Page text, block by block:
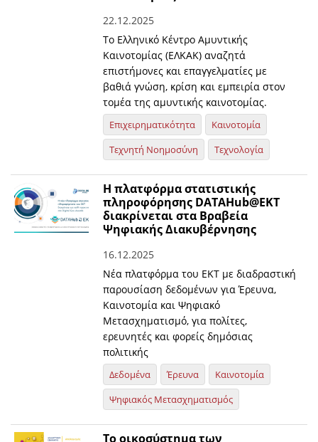
22.12.2025
Το Ελληνικό Κέντρο Αμυντικής
Καινοτομίας (ΕΛΚΑΚ) αναζητά
επιστήμονες και επαγγελματίες με
βαθιά γνώση, κρίση και εμπειρία στον
τομέα της αμυντικής καινοτομίας.
Επιχειρηματικότητα
Καινοτομία
Τεχνητή Νοημοσύνη
Τεχνολογία
Η πλατφόρμα στατιστικής
πληροφόρησης DATAHub@EKT
διακρίνεται στα Βραβεία
Ψηφιακής Διακυβέρνησης
16.12.2025
Νέα πλατφόρμα του ΕΚΤ με διαδραστική
παρουσίαση δεδομένων για Έρευνα,
Καινοτομία και Ψηφιακό
Μετασχηματισμό, για πολίτες,
ερευνητές και φορείς δημόσιας
πολιτικής
Δεδομένα Έρευνα
Καινοτομία
Ψηφιακός Μετασχηματισμός
Το οικοσύστημα των